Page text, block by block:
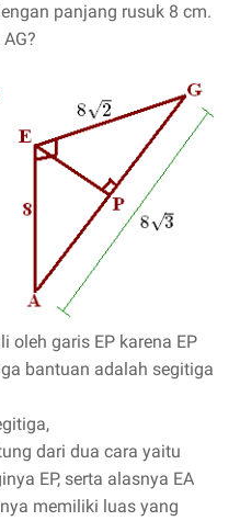
panjang rusuk 8 cm.
oleh garis EP karena EP
bantuan adalah segitiga
dari dua cara yaitu
EP, serta alasnya EA
memiliki luas yang